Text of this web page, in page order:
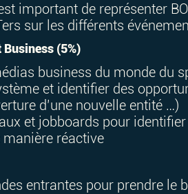
important de représenter
sur les différents
(5%)
business du monde du
et identifier des
d’une nouvelle entité …)
et jobboards pour
réactive
entrantes pour prendre le